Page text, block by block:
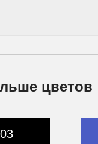
цветов